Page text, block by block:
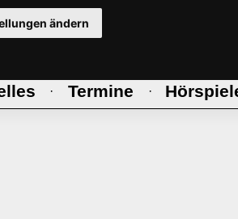
ändern
· Termine ·